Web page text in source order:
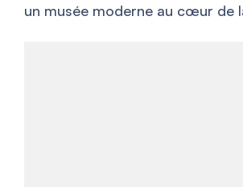
un musée moderne au cœur de